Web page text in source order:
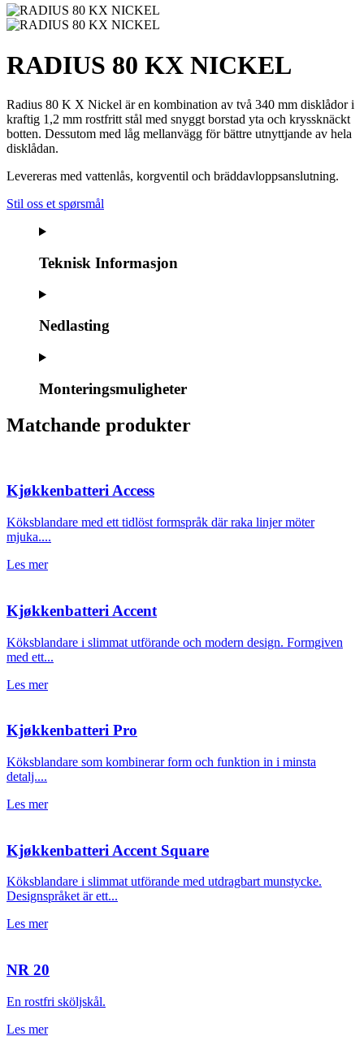
RADIUS 80 KX NICKEL
Radius 80 K X Nickel är en kombination av två 340 mm disklådor i
kraftig 1,2 mm rostfritt stål med snyggt borstad yta och kryssknäckt
botten. Dessutom med låg mellanvägg för bättre utnyttjande av hela
disklådan.
Levereras med vattenlås, korgventil och bräddavloppsanslutning.
Stil oss et spørsmål
Teknisk Informasjon
Nedlasting
Monteringsmuligheter
Matchande produkter
Kjøkkenbatteri Access
Köksblandare med ett tidlöst formspråk där raka linjer möter
mjuka....
Les mer
Kjøkkenbatteri Accent
Köksblandare i slimmat utförande och modern design. Formgiven
med ett...
Les mer
Kjøkkenbatteri Pro
Köksblandare som kombinerar form och funktion in i minsta
detalj....
Les mer
Kjøkkenbatteri Accent Square
Köksblandare i slimmat utförande med utdragbart munstycke.
Designspråket är ett...
Les mer
NR 20
En rostfri sköljskål.
Les mer